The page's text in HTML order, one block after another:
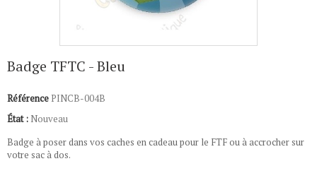
Badge TFTC - Bleu
Référence PINCB-004B
État : Nouveau
Badge à poser dans vos caches en cadeau pour le FTF ou à accrocher sur
votre sac à dos.